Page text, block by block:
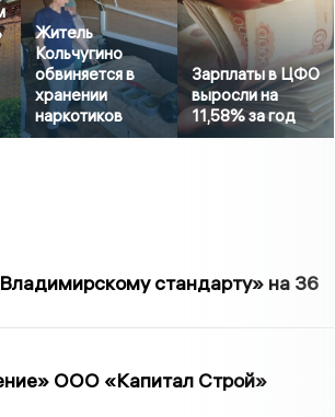
Житель
Кольчугино
обвиняется в
хранении
наркотиков
Зарплаты в ЦФО
выросли на
11,58% за год
стандарту» на 36
ООО «Капитал Строй»